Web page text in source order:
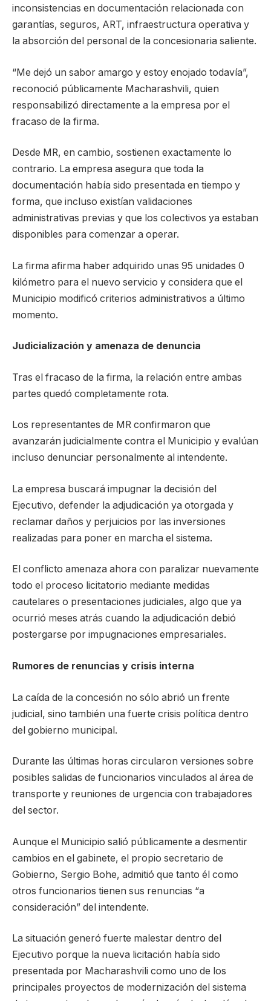
inconsistencias en documentación relacionada con
garantías, seguros, ART, infraestructura operativa y
la absorción del personal de la concesionaria saliente.
“Me dejó un sabor amargo y estoy enojado todavía”,
reconoció públicamente Macharashvili, quien
responsabilizó directamente a la empresa por el
fracaso de la firma.
Desde MR, en cambio, sostienen exactamente lo
contrario. La empresa asegura que toda la
documentación había sido presentada en tiempo y
forma, que incluso existían validaciones
administrativas previas y que los colectivos ya estaban
disponibles para comenzar a operar.
La firma afirma haber adquirido unas 95 unidades 0
kilómetro para el nuevo servicio y considera que el
Municipio modificó criterios administrativos a último
momento.
Judicialización y amenaza de denuncia
Tras el fracaso de la firma, la relación entre ambas
partes quedó completamente rota.
Los representantes de MR confirmaron que
avanzarán judicialmente contra el Municipio y evalúan
incluso denunciar personalmente al intendente.
La empresa buscará impugnar la decisión del
Ejecutivo, defender la adjudicación ya otorgada y
reclamar daños y perjuicios por las inversiones
realizadas para poner en marcha el sistema.
El conflicto amenaza ahora con paralizar nuevamente
todo el proceso licitatorio mediante medidas
cautelares o presentaciones judiciales, algo que ya
ocurrió meses atrás cuando la adjudicación debió
postergarse por impugnaciones empresariales.
Rumores de renuncias y crisis interna
La caída de la concesión no sólo abrió un frente
judicial, sino también una fuerte crisis política dentro
del gobierno municipal.
Durante las últimas horas circularon versiones sobre
posibles salidas de funcionarios vinculados al área de
transporte y reuniones de urgencia con trabajadores
del sector.
Aunque el Municipio salió públicamente a desmentir
cambios en el gabinete, el propio secretario de
Gobierno, Sergio Bohe, admitió que tanto él como
otros funcionarios tienen sus renuncias “a
consideración” del intendente.
La situación generó fuerte malestar dentro del
Ejecutivo porque la nueva licitación había sido
presentada por Macharashvili como uno de los
principales proyectos de modernización del sistema